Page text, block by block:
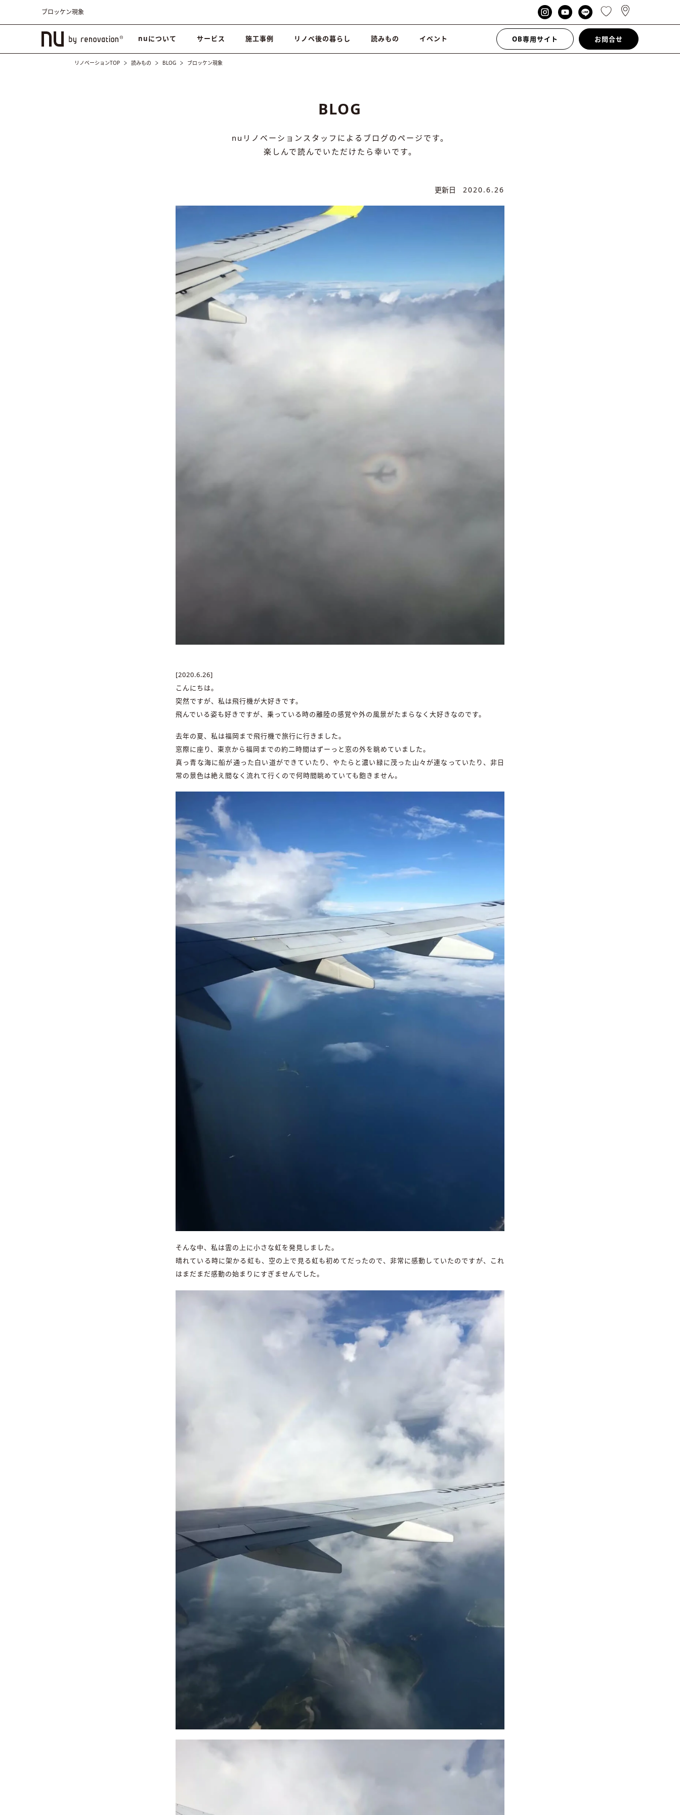
ブロッケン現象
nuについて サービス 施工事例 リノベ後の暮らし 読みもの イベント OB専用サイト お問合せ
リノベーションTOP 読みもの BLOG ブロッケン現象
BLOG
nuリノベーションスタッフによるブログのページです。
楽しんで読んでいただけたら幸いです。
更新日 2020.6.26
[2020.6.26]
こんにちは。
突然ですが、私は飛行機が大好きです。
飛んでいる姿も好きですが、乗っている時の離陸の感覚や外の風景がたまらなく大好きなのです。
去年の夏、私は福岡まで飛行機で旅行に行きました。
窓際に座り、東京から福岡までの約二時間はずーっと窓の外を眺めていました。
真っ青な海に船が通った白い道ができていたり、やたらと濃い緑に茂った山々が連なっていたり、非日
常の景色は絶え間なく流れて行くので何時間眺めていても飽きません。
そんな中、私は雲の上に小さな虹を発見しました。
晴れている時に架かる虹も、空の上で見る虹も初めてだったので、非常に感動していたのですが、これ
はまだまだ感動の始まりにすぎませんでした。